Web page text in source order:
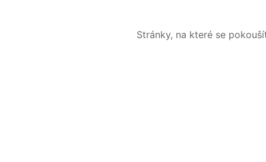
Stránky, na které se